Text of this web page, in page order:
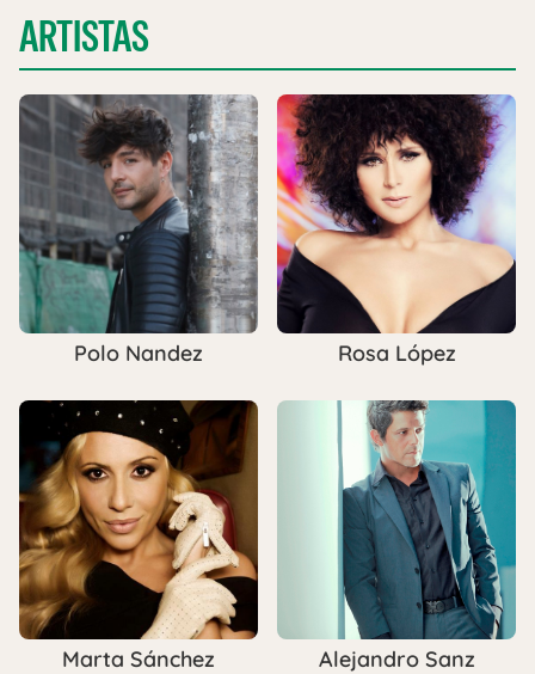
ARTISTAS
Polo Nandez Rosa López
Marta Sánchez Alejandro Sanz